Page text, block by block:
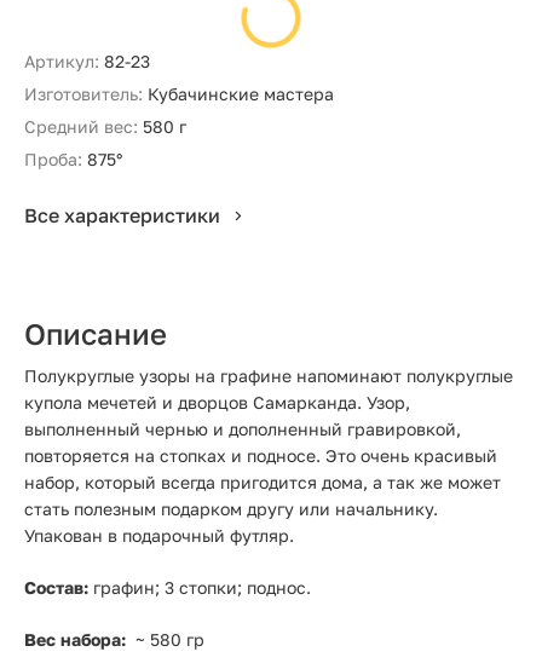
Артикул: 82-23
Изготовитель: Кубачинские мастера
Средний вес: 580 г
Проба: 875°
Все характеристики
Описание
Полукруглые узоры на графине напоминают полукруглые
купола мечетей и дворцов Самарканда. Узор,
выполненный чернью и дополненный гравировкой,
повторяется на стопках и подносе. Это очень красивый
набор, который всегда пригодится дома, а так же может
стать полезным подарком другу или начальнику.
Упакован в подарочный футляр.
Состав: графин; 3 стопки; поднос.
Вес набора: ~ 580 гр